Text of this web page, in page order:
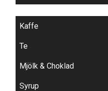
Kaffe
Te
Mjölk & Choklad
Syrup